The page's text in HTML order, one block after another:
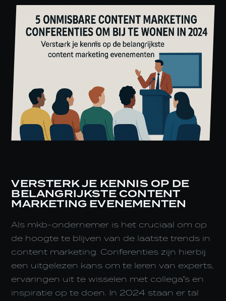
VERSTERK JE KENNIS OP DE
BELANGRIJKSTE CONTENT
MARKETING EVENEMENTEN
Als mkb-ondernemer is het cruciaal om op
de hoogte te blijven van de laatste trends in
content marketing. Conferenties zijn hierbij
een uitgelezen kans om te leren van experts,
ervaringen uit te wisselen met collega’s en
inspiratie op te doen. In 2024 staan er tal